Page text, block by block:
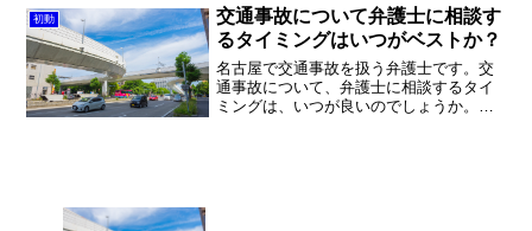
定時（後遺障害が残った場合）⑤示談提
案時⑥訴訟時（示談が成立...
初動
交通事故について弁護士に相談す
るタイミングはいつがベストか？
名古屋で交通事故を扱う弁護士です。交
通事故について、弁護士に相談するタイ
ミングは、いつが良いのでしょうか。弁